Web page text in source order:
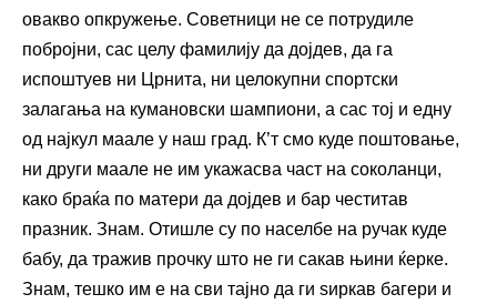
овакво опкружење. Советници не се потрудиле
побројни, сас целу фамилију да дојдев, да га
испоштуев ни Црнита, ни целокупни спортски
залагања на кумановски шампиони, а сас тој и едну
од најкул маале у наш град. К’т смо куде поштовање,
ни други маале не им укажасва част на соколанци,
како браќа по матери да дојдев и бар честитав
празник. Знам. Отишле су по населбе на ручак куде
бабу, да тражив прочку што не ги сакав њини ќерке.
Знам, тешко им е на сви тајно да ги ѕиркав багери и